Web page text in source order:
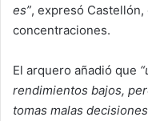
es”, expresó
concentraciones.
El arquero añadió que
rendimientos bajos,
tomas malas